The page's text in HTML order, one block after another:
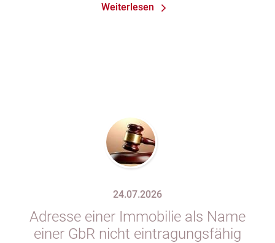
Weiterlesen
24.07.2026
Adresse einer Immobilie als Name
einer GbR nicht eintragungsfähig